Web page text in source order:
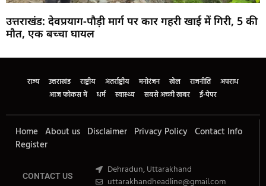
उत्तराखंड: देवप्रयाग-पौड़ी मार्ग पर कार गहरी खाई में गिरी, 5 की
मौत, एक बच्चा घायल
राज्य उत्तराखंड राष्ट्रीय अंतर्राष्ट्रीय मनोरंजन खेल राजनीति
अपराध
आज फोकस में
धर्म स्वास्थ्य सबसे अच्छी खबर ई-पेपर
Home About us Disclaimer Privacy Policy Contact Info
Register
CONTACT US
Dehradun, Uttarakhand
uttarakhandheadline@gmail.com